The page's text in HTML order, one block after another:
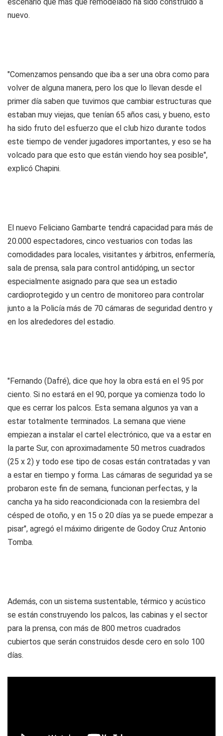
nuevo.
"Comenzamos pensando que iba a ser una obra como para
volver de alguna manera, pero los que lo llevan desde el
primer día saben que tuvimos que cambiar estructuras que
estaban muy viejas, que tenían 65 años casi, y bueno, esto
ha sido fruto del esfuerzo que el club hizo durante todos
este tiempo de vender jugadores importantes, y eso se ha
volcado para que esto que están viendo hoy sea posible",
explicó Chapini.
El nuevo Feliciano Gambarte tendrá capacidad para más de
20.000 espectadores, cinco vestuarios con todas las
comodidades para locales, visitantes y árbitros, enfermería,
sala de prensa, sala para control antidóping, un sector
especialmente asignado para que sea un estadio
cardioprotegido y un centro de monitoreo para controlar
junto a la Policía más de 70 cámaras de seguridad dentro y
en los alrededores del estadio.
"Fernando (Dafré), dice que hoy la obra está en el 95 por
ciento. Si no estará en el 90, porque ya comienza todo lo
que es cerrar los palcos. Esta semana algunos ya van a
estar totalmente terminados. La semana que viene
empiezan a instalar el cartel electrónico, que va a estar en
la parte Sur, con aproximadamente 50 metros cuadrados
(25 x 2) y todo ese tipo de cosas están contratadas y van
a estar en tiempo y forma. Las cámaras de seguridad ya se
probaron este fin de semana, funcionan perfectas, y la
cancha ya ha sido reacondicionada con la resiembra del
césped de otoño, y en 15 o 20 días ya se puede empezar a
pisar", agregó el máximo dirigente de Godoy Cruz Antonio
Tomba.
Además, con un sistema sustentable, térmico y acústico
se están construyendo los palcos, las cabinas y el sector
para la prensa, con más de 800 metros cuadrados
cubiertos que serán construidos desde cero en solo 100
días.